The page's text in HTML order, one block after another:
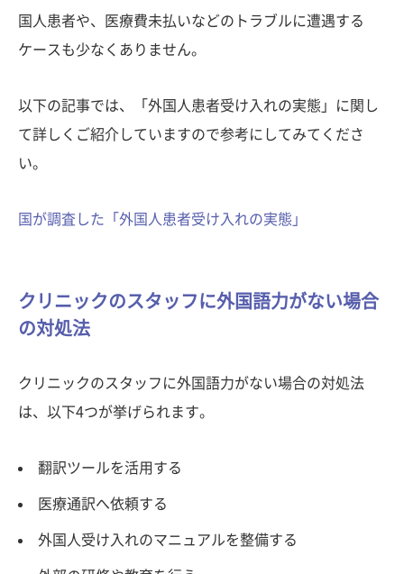
国人患者や、医療費未払いなどのトラブルに遭遇する
ケースも少なくありません。
以下の記事では、「外国人患者受け入れの実態」に関し
て詳しくご紹介していますので参考にしてみてくださ
い。
国が調査した「外国人患者受け入れの実態」
クリニックのスタッフに外国語力がない場合
の対処法
クリニックのスタッフに外国語力がない場合の対処法
は、以下4つが挙げられます。
翻訳ツールを活用する
医療通訳へ依頼する
外国人受け入れのマニュアルを整備する